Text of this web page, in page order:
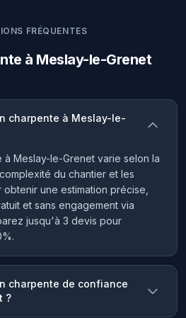
FRÉQUENTES
à Meslay-le-Grenet
charpente à Meslay-le-
Meslay-le-Grenet varie selon la
du chantier et les
obtenir une estimation précise,
et sans engagement via
jusqu'à 3 devis pour
charpente de confiance
?